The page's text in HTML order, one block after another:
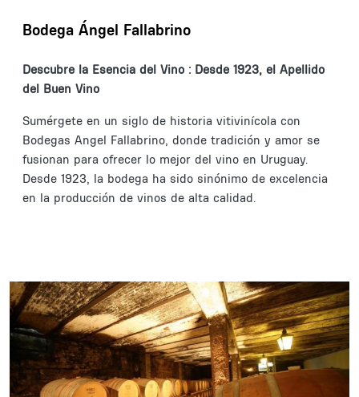
Bodega Ángel Fallabrino
Descubre la Esencia del Vino : Desde 1923, el Apellido
del Buen Vino
Sumérgete en un siglo de historia vitivinícola con
Bodegas Angel Fallabrino, donde tradición y amor se
fusionan para ofrecer lo mejor del vino en Uruguay.
Desde 1923, la bodega ha sido sinónimo de excelencia
en la producción de vinos de alta calidad.